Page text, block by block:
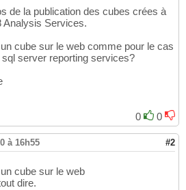
de la publication des cubes crées à
Analysis Services.
cube sur le web comme pour le cas
server reporting services?
0
0
à 16h55 #2
cube sur le web
dire.